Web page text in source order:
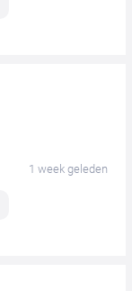
1 week geleden